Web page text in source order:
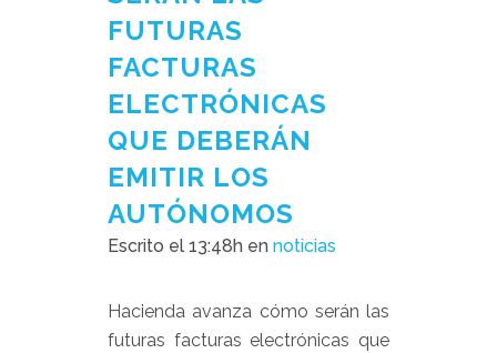
FUTURAS
FACTURAS
ELECTRÓNICAS
QUE DEBERÁN
EMITIR LOS
AUTÓNOMOS
Escrito el 13:48h en noticias
Hacienda avanza cómo serán las
futuras facturas electrónicas que